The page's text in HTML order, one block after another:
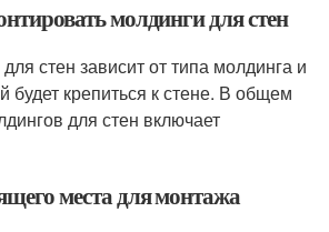
молдинги для стен
стен зависит от типа молдинга и
будет крепиться к стене. В общем
для стен включает
места для монтажа